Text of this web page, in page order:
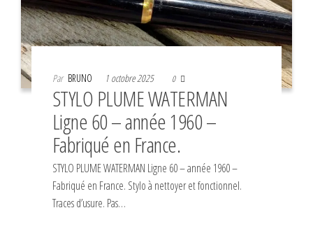
Par BRUNO 1 octobre 2025 0
STYLO PLUME WATERMAN
Ligne 60 – année 1960 –
Fabriqué en France.
STYLO PLUME WATERMAN Ligne 60 – année 1960 –
Fabriqué en France. Stylo à nettoyer et fonctionnel.
Traces d’usure. Pas…